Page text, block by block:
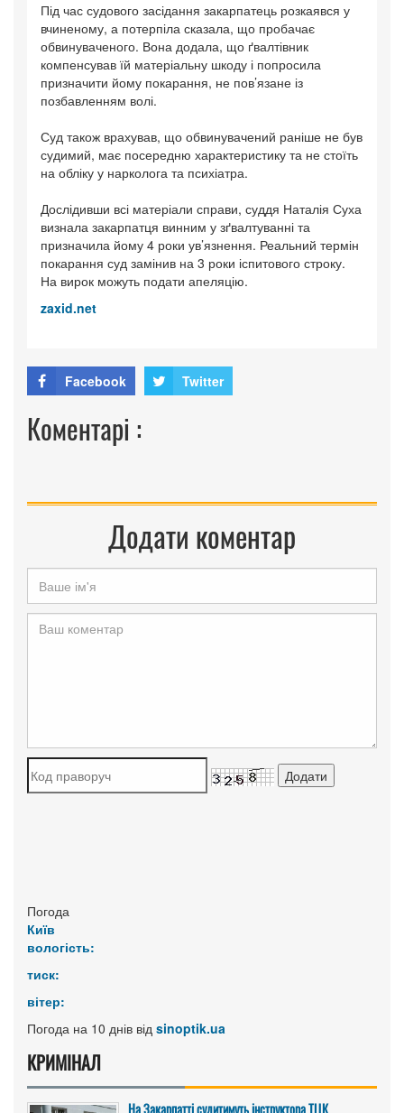
Під час судового засідання закарпатець розкаявся у
вчиненому, а потерпіла сказала, що пробачає
обвинуваченого. Вона додала, що ґвалтівник
компенсував їй матеріальну шкоду і попросила
призначити йому покарання, не пов’язане із
позбавленням волі.
Суд також врахував, що обвинувачений раніше не був
судимий, має посередню характеристику та не стоїть
на обліку у нарколога та психіатра.
Дослідивши всі матеріали справи, суддя Наталія Суха
визнала закарпатця винним у зґвалтуванні та
призначила йому 4 роки ув’язнення. Реальний термін
покарання суд замінив на 3 роки іспитового строку.
На вирок можуть подати апеляцію.
zaxid.net
Facebook Twitter
Коментарі :
Додати коментар
Погода
Київ
вологість:
тиск:
вітер:
Погода на 10 днів від sinoptik.ua
КРИМІНАЛ
На Закарпатті судитимуть інструктора ТЦК,